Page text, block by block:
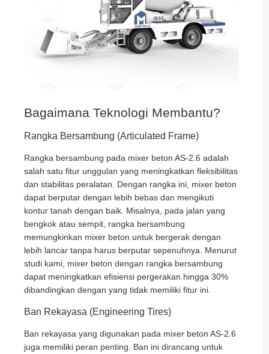
Bagaimana Teknologi Membantu?
Rangka Bersambung (Articulated Frame)
Rangka bersambung pada mixer beton AS-2.6 adalah
salah satu fitur unggulan yang meningkatkan fleksibilitas
dan stabilitas peralatan. Dengan rangka ini, mixer beton
dapat berputar dengan lebih bebas dan mengikuti
kontur tanah dengan baik. Misalnya, pada jalan yang
bengkok atau sempit, rangka bersambung
memungkinkan mixer beton untuk bergerak dengan
lebih lancar tanpa harus berputar sepenuhnya. Menurut
studi kami, mixer beton dengan rangka bersambung
dapat meningkatkan efisiensi pergerakan hingga 30%
dibandingkan dengan yang tidak memiliki fitur ini.
Ban Rekayasa (Engineering Tires)
Ban rekayasa yang digunakan pada mixer beton AS-2.6
juga memiliki peran penting. Ban ini dirancang untuk